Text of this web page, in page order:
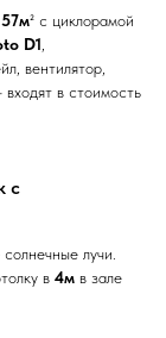
57м² с циклорамой
D1
вентилятор,
в стоимость
с
лучи.
в 4м в зале